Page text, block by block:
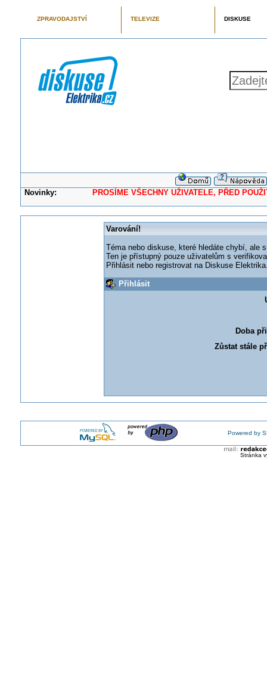
ZPRAVODAJSTVÍ TELEVIZE DISKUSE
Novinky: PROSÍME VŠECHNY UŽIVATELE, PŘED
Varování!
Téma nebo diskuse, které hledáte chybí, ale
Ten je přístupný pouze uživatelům s
Přihlásit nebo registrovat na Diskuse
Přihlásit
Doba
Zůstat stále
Powered by
Stránka